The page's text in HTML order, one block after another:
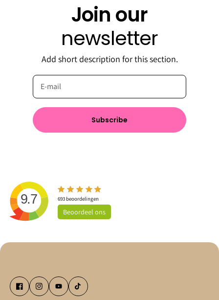
Join our
newsletter
Add short description for this section.
Subscribe
9.7 693beoordelingen
Beoordeel ons